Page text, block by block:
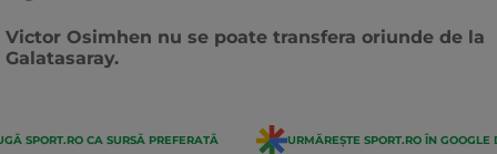
Victor Osimhen nu se poate transfera oriunde de la
Galatasaray.
SPORT.RO CA SURSĂ PREFERATĂ URMĂREȘTE SPORT.RO ÎN GOOGLE